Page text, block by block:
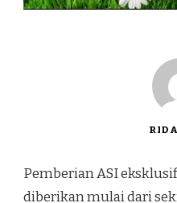
Pemberian ASI
diberikan mulai dari